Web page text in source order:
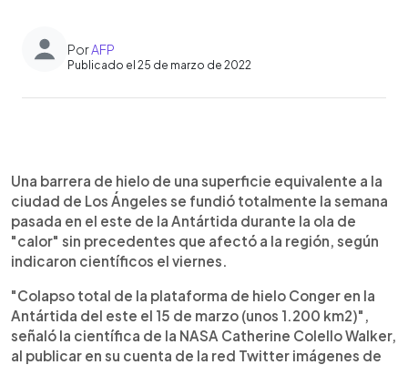
PorAFP
Publicado el 25 de marzo de 2022
Escuchar artículo
Una barrera de hielo de una superficie equivalente a la
ciudad de Los Ángeles se fundió totalmente la semana
pasada en el este de la Antártida durante la ola de
"calor" sin precedentes que afectó a la región, según
indicaron científicos el viernes.
"Colapso total de la plataforma de hielo Conger en la
Antártida del este el 15 de marzo (unos 1.200 km2)",
señaló la científica de la NASA Catherine Colello Walker,
al publicar en su cuenta de la red Twitter imágenes de